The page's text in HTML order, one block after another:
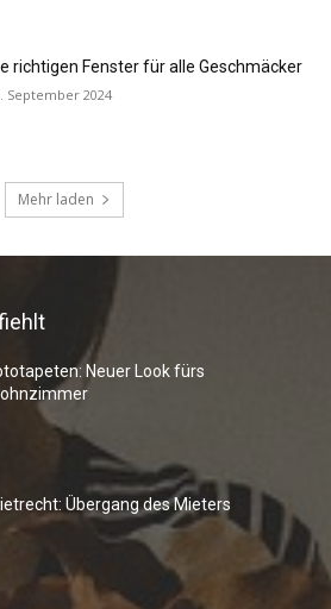
Neuer Look fürs
Übergang des Mieters